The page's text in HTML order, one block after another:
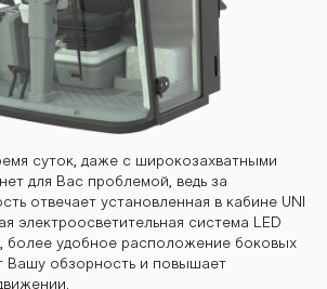
gs40
gs
суток, даже с широкозахватными
для Вас проблемой, ведь за
отвечает установленная в кабине UNI
электроосветительная система LED
более удобное расположение боковых
Вашу обзорность и повышает